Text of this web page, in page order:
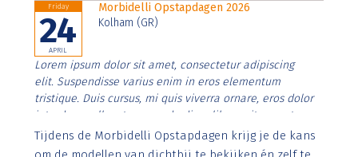
Friday
24
APRIL
Morbidelli Opstapdagen 2026
Kolham (GR)
Lorem ipsum dolor sit amet, consectetur adipiscing
elit. Suspendisse varius enim in eros elementum
tristique. Duis cursus, mi quis viverra ornare, eros dolor
interdum nulla, ut commodo diam libero vitae erat.
Aenean faucibus nibh et justo cursus id rutrum lorem
imperdiet. Nunc ut sem vitae risus tristique posuere.
Tijdens de Morbidelli Opstapdagen krijg je de kans